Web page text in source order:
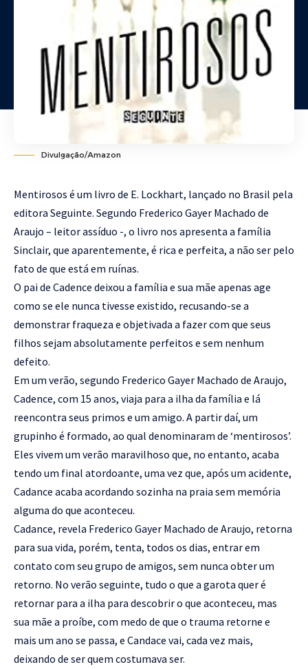
Divulgação/Amazon
Mentirosos é um livro de E. Lockhart, lançado no Brasil pela
editora Seguinte. Segundo Frederico Gayer Machado de
Araujo – leitor assíduo -, o livro nos apresenta a família
Sinclair, que aparentemente, é rica e perfeita, a não ser pelo
fato de que está em ruínas.
O pai de Cadence deixou a família e sua mãe apenas age
como se ele nunca tivesse existido, recusando-se a
demonstrar fraqueza e objetivada a fazer com que seus
filhos sejam absolutamente perfeitos e sem nenhum
defeito.
Em um verão, segundo Frederico Gayer Machado de Araujo,
Cadence, com 15 anos, viaja para a ilha da família e lá
reencontra seus primos e um amigo. A partir daí, um
grupinho é formado, ao qual denominaram de ‘mentirosos’.
Eles vivem um verão maravilhoso que, no entanto, acaba
tendo um final atordoante, uma vez que, após um acidente,
Cadance acaba acordando sozinha na praia sem memória
alguma do que aconteceu.
Cadance, revela Frederico Gayer Machado de Araujo, retorna
para sua vida, porém, tenta, todos os dias, entrar em
contato com seu grupo de amigos, sem nunca obter um
retorno. No verão seguinte, tudo o que a garota quer é
retornar para a ilha para descobrir o que aconteceu, mas
sua mãe a proíbe, com medo de que o trauma retorne e
mais um ano se passa, e Candace vai, cada vez mais,
deixando de ser quem costumava ser.